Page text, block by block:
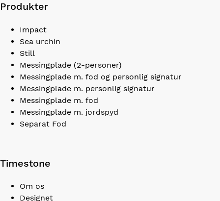
Produkter
Impact
Sea urchin
Still
Messingplade (2-personer)
Messingplade m. fod og personlig signatur
Messingplade m. personlig signatur
Messingplade m. fod
Messingplade m. jordspyd
Separat Fod
Timestone
Om os
Designet